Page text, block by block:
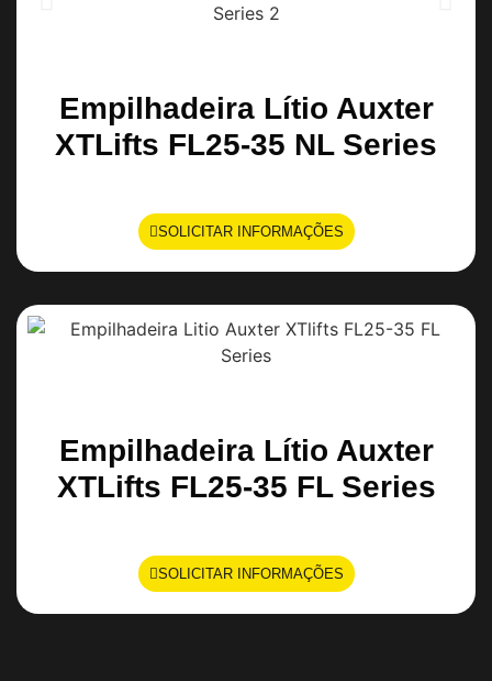
Empilhadeira Lítio Auxter
XTLifts FL25-35 NL Series
SOLICITAR INFORMAÇÕES
Empilhadeira Lítio Auxter
XTLifts FL25-35 FL Series
SOLICITAR INFORMAÇÕES